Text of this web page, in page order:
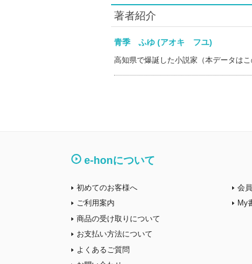
著者紹介
青季 ふゆ (アオキ フユ)
高知県で爆誕した小説家（本データは
e-honについて
初めてのお客様へ
ご利用案内
商品の受け取りについて
お支払い方法について
よくあるご質問
会
My